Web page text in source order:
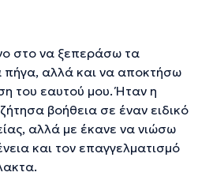
στο να ξεπεράσω τα
πήγα, αλλά και να αποκτήσω
του εαυτού μου. Ήταν η
βοήθεια σε έναν ειδικό
αλλά με έκανε να νιώσω
και τον επαγγελματισμό